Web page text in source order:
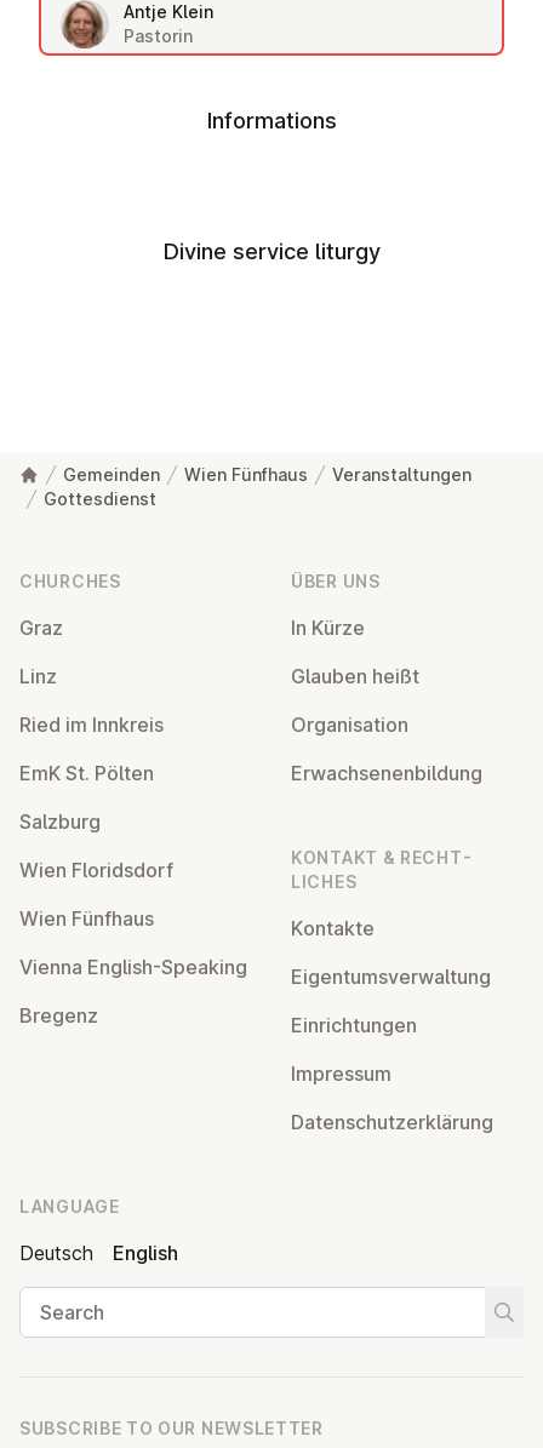
Antje Klein
Pastorin
Informations
Divine service liturgy
Gemeinden Wien Fünfhaus
Veranstaltungen
Gottesdienst
CHURCHES
Graz
Linz
Ried im Innkreis
EmK St. Pölten
Salzburg
Wien Flor­idsdorf
Wien Fünfhaus
Vienna English-Speaking
Bregenz
ÜBER UNS
In Kürze
Glauben heißt
Or­gan­isa­tion
Er­wach­sen­en­bildung
KONTAKT & RECHT­
LICHES
Kontakte
Ei­gentums­ver­wal­tung
Ein­rich­tun­gen
Impressum
Datens­chutzerklärung
LANGUAGE
Deutsch
English
Search
SUBSCRIBE TO OUR NEWSLETTER